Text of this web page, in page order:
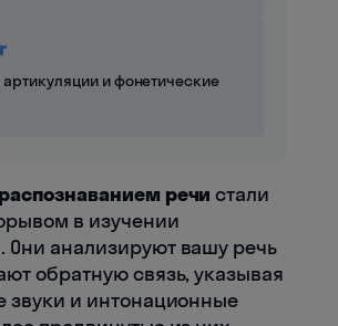
артикуляции и фонетические
речи стали
в изучении
Они анализируют вашу речь
обратную связь, указывая
звуки и интонационные